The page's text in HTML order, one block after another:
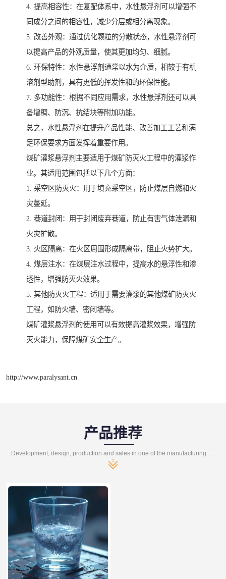
4. 提高相容性：在复配体系中，水性悬浮剂可以增强不
同成分之间的相容性，减少分层或相分离现象。
5. 改善外观：通过优化颗粒的分散状态，水性悬浮剂可
以提高产品的外观质量，使其更加均匀、细腻。
6. 环保特性：水性悬浮剂通常以水为介质，相较于有机
溶剂型助剂，具有更低的挥发性和的环保性能。
7. 多功能性：根据不同应用需求，水性悬浮剂还可以具
备增稠、防沉、抗结块等附加功能。
总之，水性悬浮剂在提升产品性能、改善加工工艺和满
足环保要求方面发挥着重要作用。
煤矿灌浆悬浮剂主要适用于煤矿防灭火工程中的灌浆作
业。其适用范围包括以下几个方面：
1. 采空区防灭火：用于填充采空区，防止煤层自燃和火
灾蔓延。
2. 巷道封闭：用于封闭废弃巷道，防止有害气体泄漏和
火灾扩散。
3. 火区隔离：在火区周围形成隔离带，阻止火势扩大。
4. 煤层注水：在煤层注水过程中，提高水的悬浮性和渗
透性，增强防灭火效果。
5. 其他防灭火工程：适用于需要灌浆的其他煤矿防灭火
工程，如防火墙、密闭墙等。
煤矿灌浆悬浮剂的使用可以有效提高灌浆效果，增强防
灭火能力，保障煤矿安全生产。
http://www.paralysant.cn
产品推荐
Development, design, production and sales in one of the manufacturing enterprises